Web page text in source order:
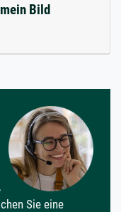
Bild
Sie eine